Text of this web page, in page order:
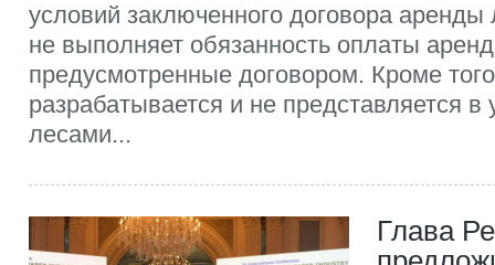
условий заключенного договора
не выполняет обязанность оплаты
предусмотренные договором. Кроме
разрабатывается и не представляется в
лесами...
Глава